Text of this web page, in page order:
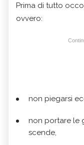
Prima di tutto
ovvero:
non piegarsi
non portare le
scende,